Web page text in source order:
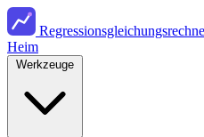
Heim